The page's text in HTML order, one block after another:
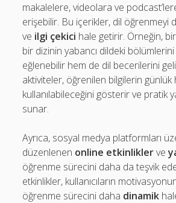
makalelere, videolara ve
erişebilir. Bu içerikler, dil öğrenmeyi
ve ilgi çekici hale getirir. Örneğin, bir
bir dizinin yabancı dildeki
eğlenebilir hem de dil becerilerini
aktiviteler, öğrenilen bilgilerin günlük
kullanılabileceğini gösterir ve pratik
sunar.
Ayrıca, sosyal medya platformları
düzenlenen online etkinliklerve
öğrenme sürecini daha da teşvik
etkinlikler, kullanıcıların
öğrenme sürecini daha dinamik